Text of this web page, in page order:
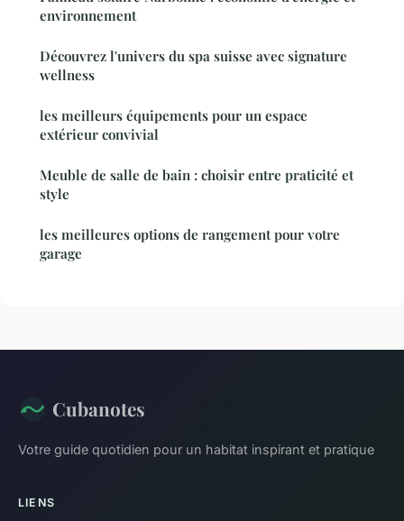
environnement
Découvrez l'univers du spa suisse avec signature
wellness
les meilleurs équipements pour un espace
extérieur convivial
Meuble de salle de bain : choisir entre praticité et
style
les meilleures options de rangement pour votre
garage
Cubanotes
Votre guide quotidien pour un habitat inspirant et pratique
LIENS